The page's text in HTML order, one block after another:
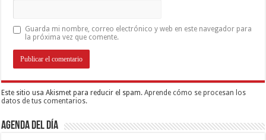
Guarda mi nombre, correo electrónico y web en este navegador para
la próxima vez que comente.
Este sitio usa Akismet para reducir el spam.Aprende cómo se procesan los
datos de tus comentarios.
Agenda del día